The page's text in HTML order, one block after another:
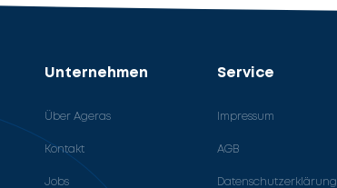
Unternehmen
Über Ageras
Kontakt
Jobs
Service
Impressum
AGB
Datenschutzerklärung